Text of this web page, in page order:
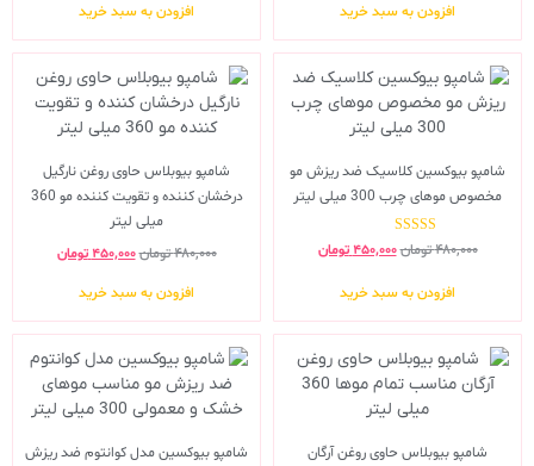
افزودن به سبد خرید افزودن به سبد خرید
شامپو بیوکسین کلاسیک ضد ریزش مو
مخصوص موهای چرب 300 میلی لیتر
نمره
5.00
۴۸۰,۰۰۰تومان۴۵۰,۰۰۰ تومان
افزودن به سبد خرید
شامپو بیوبلاس حاوی روغن نارگیل
درخشان کننده و تقویت کننده مو 360
میلی لیتر
۴۸۰,۰۰۰تومان۴۵۰,۰۰۰ تومان
افزودن به سبد خرید
شامپو بیوبلاس حاوی روغن آرگان
شامپو بیوکسین مدل کوانتوم ضد ریزش